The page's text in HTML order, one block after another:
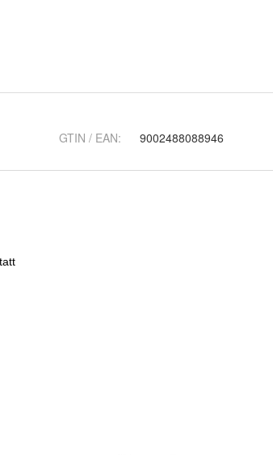
GTIN / EAN: 9002488088946